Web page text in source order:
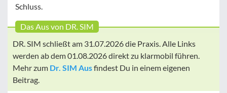
Schluss.
Das Aus von DR. SIM
DR. SIM schließt am 31.07.2026 die Praxis. Alle Links
werden ab dem 01.08.2026 direkt zu klarmobil führen.
Mehr zum Dr. SIM Ausfindest Du in einem eigenen
Beitrag.